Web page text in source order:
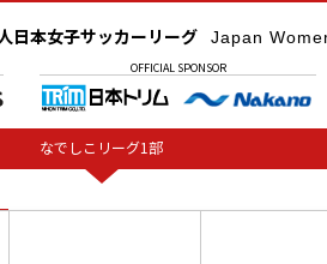
日本女子サッカーリーグ Japan
OFFICIAL SPONSOR
なでしこリーグ1部